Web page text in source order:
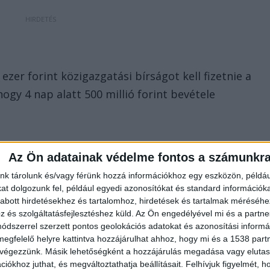
Az Ön adatainak védelme fontos a
tárolunk és/vagy férünk hozzá információkhoz egy eszközön,
dolgozunk fel, például egyedi azonosítókat és standard
hirdetésekhez és tartalomhoz, hirdetések és tartalmak
és szolgáltatásfejlesztéshez küld. Az Ön engedélyével mi és a
szerzett pontos geolokációs adatokat és azonosítási
helyre kattintva hozzájárulhat ahhoz, hogy mi és a 1538
Másik lehetőségként a hozzájárulás megadása vagy
juthat, és megváltoztathatja beállításait. Felhívjuk figyelmét,
forint közigazgatási bírságot kell fizetnie a
4 nap alatt 500 millió forint bevétele
csinálni. 500 millióból sok újabb kamerát
lennének ilyen kamerák, sőt az autópályákon és
hajlandóság, jelentős bevételre
biztosan vissza jönne a kamerák ára.